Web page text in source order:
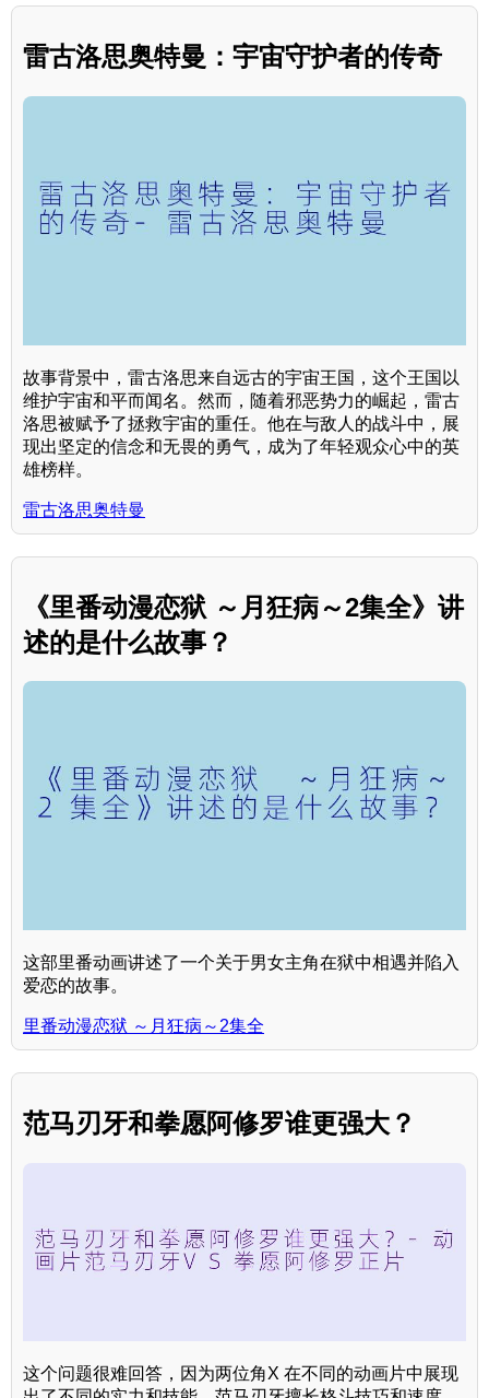
雷古洛思奥特曼：宇宙守护者的传奇
故事背景中，雷古洛思来自远古的宇宙王国，这个王国以
维护宇宙和平而闻名。然而，随着邪恶势力的崛起，雷古
洛思被赋予了拯救宇宙的重任。他在与敌人的战斗中，展
现出坚定的信念和无畏的勇气，成为了年轻观众心中的英
雄榜样。
雷古洛思奥特曼
《里番动漫恋狱 ～月狂病～2集全》讲
述的是什么故事？
这部里番动画讲述了一个关于男女主角在狱中相遇并陷入
爱恋的故事。
里番动漫恋狱 ～月狂病～2集全
范马刃牙和拳愿阿修罗谁更强大？
这个问题很难回答，因为两位角X 在不同的动画片中展现